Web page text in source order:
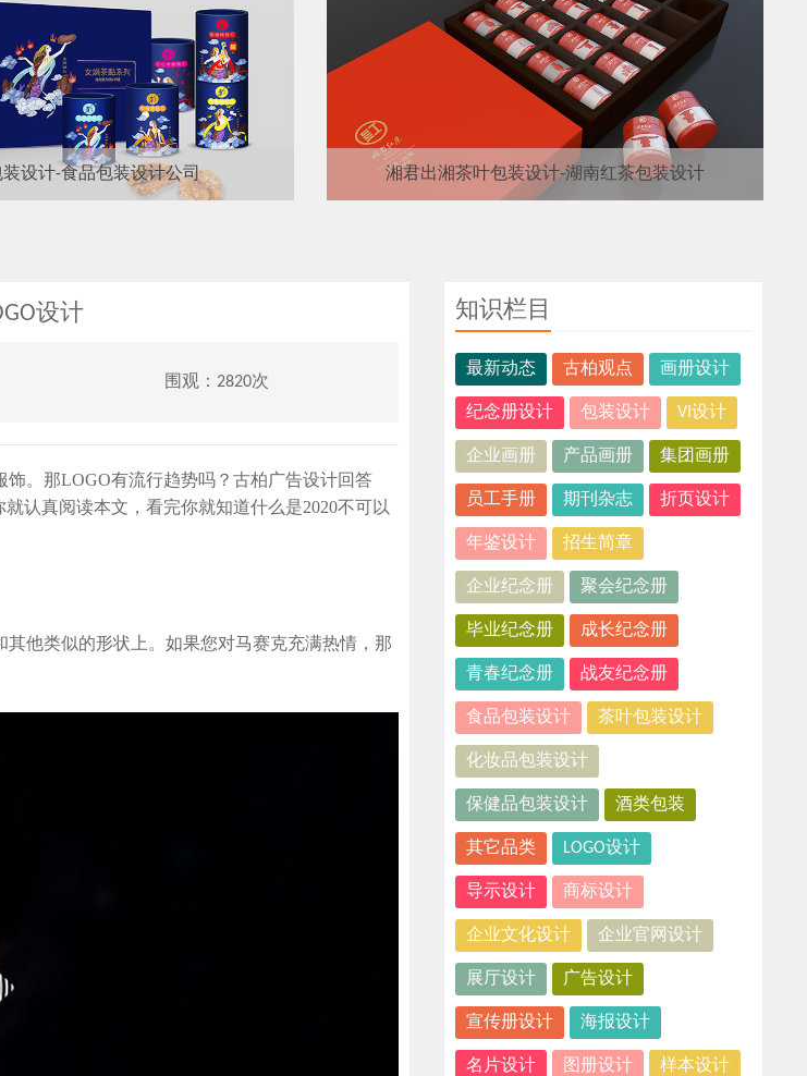
设计-食品包装设计公司 湘君出湘茶叶包装设计-湖南红茶包装设计
设计
围观：2820次
。那LOGO有流行趋势吗？古柏广告设计回答
认真阅读本文，看完你就知道什么是2020不可以
他类似的形状上。如果您对马赛克充满热情，那
知识栏目
最新动态 古柏观点 画册设计
纪念册设计 包装设计 VI设计
企业画册 产品画册 集团画册
员工手册 期刊杂志 折页设计
年鉴设计 招生简章
企业纪念册 聚会纪念册
毕业纪念册 成长纪念册
青春纪念册 战友纪念册
食品包装设计 茶叶包装设计
化妆品包装设计
保健品包装设计 酒类包装
其它品类 LOGO设计
导示设计 商标设计
企业文化设计 企业官网设计
展厅设计 广告设计
宣传册设计 海报设计
名片设计 图册设计 样本设计